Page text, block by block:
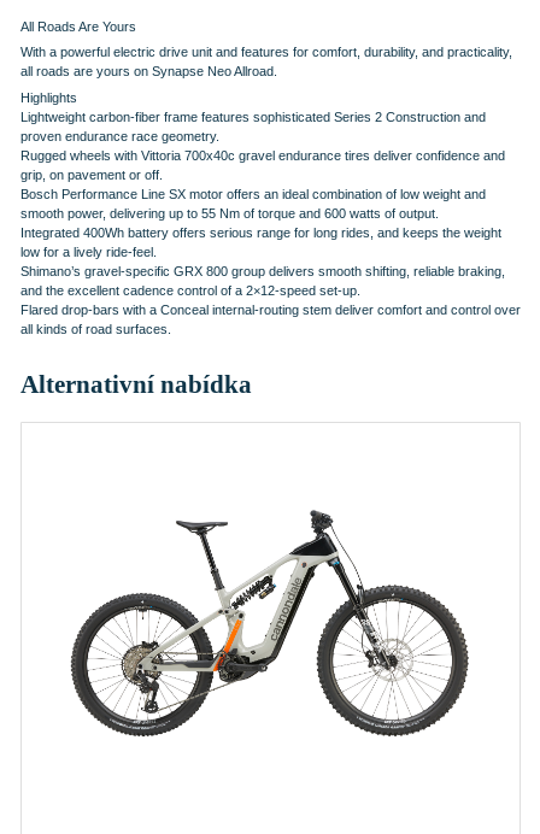
All Roads Are Yours
With a powerful electric drive unit and features for comfort, durability, and practicality,
all roads are yours on Synapse Neo Allroad.
Highlights
Lightweight carbon-fiber frame features sophisticated Series 2 Construction and
proven endurance race geometry.
Rugged wheels with Vittoria 700x40c gravel endurance tires deliver confidence and
grip, on pavement or off.
Bosch Performance Line SX motor offers an ideal combination of low weight and
smooth power, delivering up to 55 Nm of torque and 600 watts of output.
Integrated 400Wh battery offers serious range for long rides, and keeps the weight
low for a lively ride-feel.
Shimano’s gravel-specific GRX 800 group delivers smooth shifting, reliable braking,
and the excellent cadence control of a 2×12-speed set-up.
Flared drop-bars with a Conceal internal-routing stem deliver comfort and control over
all kinds of road surfaces.
Alternativní nabídka